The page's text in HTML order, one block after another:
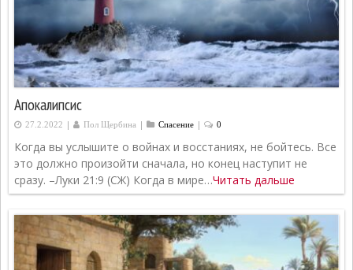
Апокалипсис
27.2.2022 | Пол Щербина | Спасение | 0
Когда вы услышите о войнах и восстаниях, не бойтесь. Все
это должно произойти сначала, но конец наступит не
сразу. –Луки 21:9 (СЖ) Когда в мире…Читать дальше